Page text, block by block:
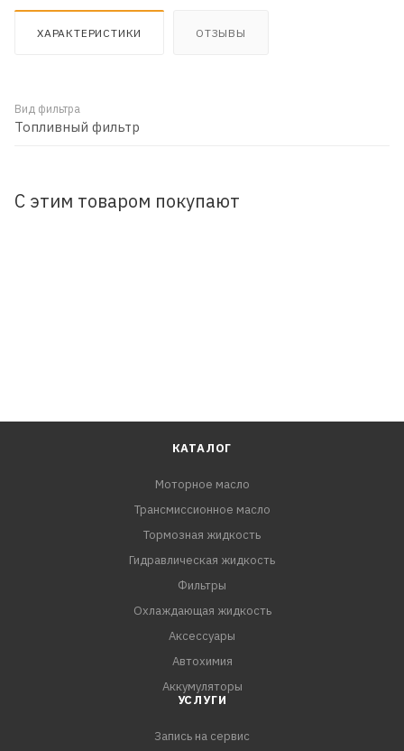
ХАРАКТЕРИСТИКИ ОТЗЫВЫ
Вид фильтра
Топливный фильтр
С этим товаром покупают
КАТАЛОГ
Моторное масло
Трансмиссионное масло
Тормозная жидкость
Гидравлическая жидкость
Фильтры
Охлаждающая жидкость
Аксессуары
Автохимия
Аккумуляторы
УСЛУГИ
Запись на сервис